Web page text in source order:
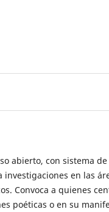
abierto, con sistema
en las
Convoca a quienes
poéticas o en su